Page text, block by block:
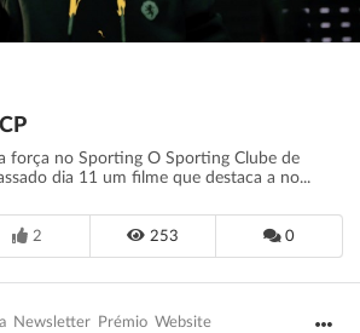
força no Sporting O Sporting Clube de
dia 11 um filme que destaca a no...
2 253 0
Newsletter Prémio Website